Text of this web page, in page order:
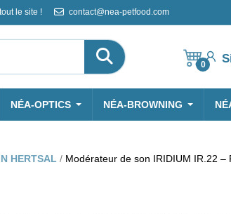
le site ! contact@nea-petfood.com
0
NÉA-OPTICS NÉA-BROWNING
HERTSAL Modérateur de son IRIDIUM IR.22 –